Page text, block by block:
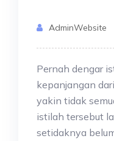
AdminWebsite
Pernah dengar
kepanjangan dari
yakin tidak
istilah tersebut
setidaknya